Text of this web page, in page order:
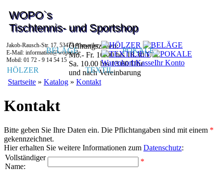
WOPO`s
Tischtennis- und Sportshop
Jakob-Rausch-Str. 17, 53474 Ahrweiler
E-Mail: information@wopos.de
Mobil: 01 72 - 9 14 54 15
Öffnungszeiten:
Mo.- Fr. 16.00 bis 18.30 Uhr
Sa. 10.00 bis 13.00 Uhr
und nach Vereinbarung
HÖLZER
BELÄGE
TEXTIL
POKALE
WarenkorbKasseIhr Konto
Startseite » Katalog » Kontakt
Kontakt
Bitte geben Sie Ihre Daten ein. Die Pflichtangaben sind mit einem *
gekennzeichnet.
Hier erhalten Sie weitere Informationen zum Datenschutz:
Vollständiger
Name:
*